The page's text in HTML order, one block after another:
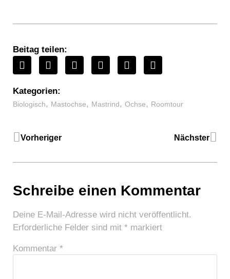
Beitag teilen:
Kategorien:
Biologisch, Mastochse, Mastrind, Ochse, Roomtour
Vorheriger Nächster
Schreibe einen Kommentar
Deine E-Mail-Adresse wird nicht veröffentlicht.
Erforderliche Felder sind mit * markiert
Kommentar *